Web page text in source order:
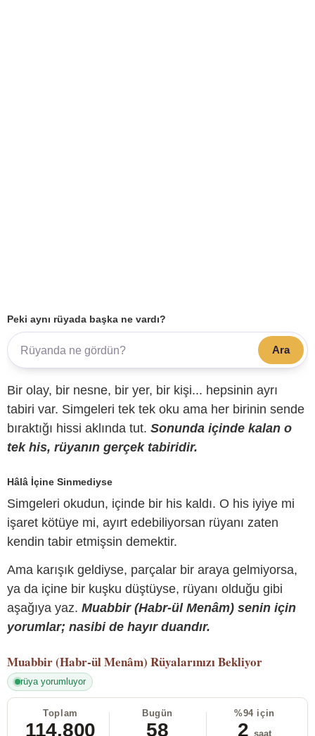
Peki aynı rüyada başka ne vardı?
Ara
Bir olay, bir nesne, bir yer, bir kişi... hepsinin ayrı
tabiri var. Simgeleri tek tek oku ama her birinin sende
bıraktığı hissi aklında tut. Sonunda içinde kalan o
tek his, rüyanın gerçek tabiridir.
Hâlâ İçine Sinmediyse
Simgeleri okudun, içinde bir his kaldı. O his iyiye mi
işaret kötüye mi, ayırt edebiliyorsan rüyanı zaten
kendin tabir etmişsin demektir.
Ama karışık geldiyse, parçalar bir araya gelmiyorsa,
ya da içine bir kuşku düştüyse, rüyanı olduğu gibi
aşağıya yaz. Muabbir (Habr-ül Menâm) senin için
yorumlar; nasibi de hayır duandır.
Muabbir (Habr-ül Menâm) Rüyalarınızı Bekliyor
rüya yorumluyor
Toplam
114.800
Bugün
58
%94 için
2 saat